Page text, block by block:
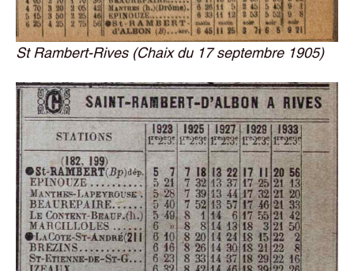
St Rambert-Rives (Chaix du 17 septembre 1905)